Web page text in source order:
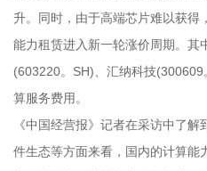
升。同时，由于高端芯片难以获得
能力租赁进入新一轮涨价周期。其
(603220。SH)、汇纳科技
算服务费用。
《中国经营报》记者在采访中了
件生态等方面来看，国内的计算能